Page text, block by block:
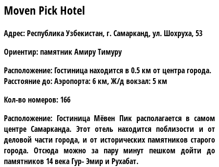
Moven Pick Hotel
Адрес: Республика Узбекистан, г. Самарканд, ул. Шохруха, 53
Ориентир:памятник Амиру Тимуру
Расположение: Гостиница находится в 0.5 км от центра города.
Расстояние до: Аэропорта: 6 км, Ж/д вокзал: 5 км
Кол-во номеров: 166
Расположение: Гостиница Мёвен Пик располагается в самом
центре Самарканда. Этот отель находится поблизости и от
деловой части города, и от исторических памятников старого
города. Отсюда можно за пару минут пешком дойти до
памятников 14 века Гур- Эмир и Рухабат.